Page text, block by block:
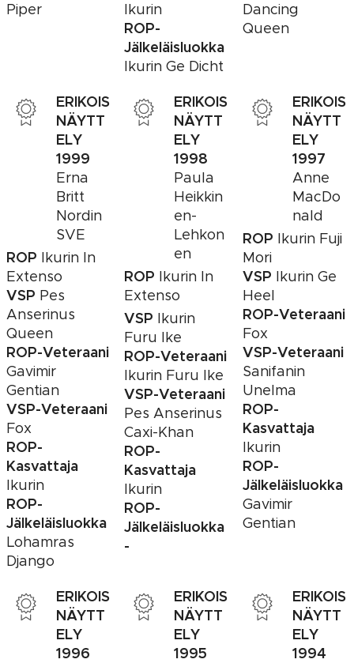
Piper
Ikurin
ROP-
Jälkeläisluokka
Ikurin Ge Dicht
Dancing
Queen
ERIKOIS
NÄYTT
ELY
1999
Erna
Britt
Nordin
SVE
ROP Ikurin In
Extenso
VSP Pes
Anserinus
Queen
ROP-Veteraani
Gavimir
Gentian
VSP-Veteraani
Fox
ROP-
Kasvattaja
Ikurin
ROP-
Jälkeläisluokka
Lohamras
Django
ERIKOIS
NÄYTT
ELY
1998
Paula
Heikkin
en-
Lehkon
en
ROP Ikurin In
Extenso
VSP Ikurin
Furu Ike
ROP-Veteraani
Ikurin Furu Ike
VSP-Veteraani
Pes Anserinus
Caxi-Khan
ROP-
Kasvattaja
Ikurin
ROP-
Jälkeläisluokka
-
ERIKOIS
NÄYTT
ELY
1997
Anne
MacDo
nald
ROP Ikurin Fuji
Mori
VSP Ikurin Ge
Heel
ROP-Veteraani
Fox
VSP-Veteraani
Sanifanin
Unelma
ROP-
Kasvattaja
Ikurin
ROP-
Jälkeläisluokka
Gavimir
Gentian
ERIKOIS
NÄYTT
ELY
1996
ERIKOIS
NÄYTT
ELY
1995
ERIKOIS
NÄYTT
ELY
1994